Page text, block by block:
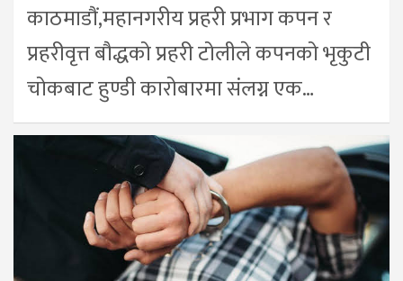
काठमाडौं,महानगरीय प्रहरी प्रभाग कपन र
प्रहरीवृत्त बौद्धको प्रहरी टोलीले कपनको भृकुटी
चोकबाट हुण्डी कारोबारमा संलग्न एक…